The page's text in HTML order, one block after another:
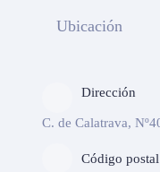
Ubicación
Dirección
C. de Calatrava,
Código postal